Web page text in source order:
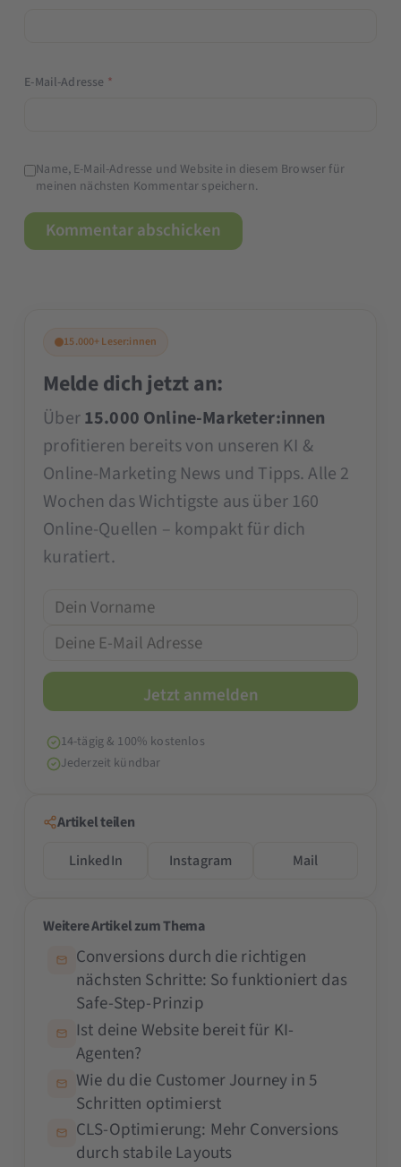
E-Mail-Adresse *
Name, E-Mail-Adresse und Website in diesem Browser für
meinen nächsten Kommentar speichern.
15.000+ Leser:innen
Melde dich jetzt an:
Über15.000 Online-Marketer:innen
profitieren bereits von unseren KI &
Online-Marketing News und Tipps. Alle 2
Wochen das Wichtigste aus über 160
Online-Quellen – kompakt für dich
kuratiert.
14-tägig & 100% kostenlos
Jederzeit kündbar
Artikel teilen
LinkedIn
Instagram Mail
Weitere Artikel zum Thema
Conversions durch die richtigen
nächsten Schritte: So funktioniert das
Safe-Step-Prinzip
Ist deine Website bereit für KI-
Agenten?
Wie du die Customer Journey in 5
Schritten optimierst
CLS-Optimierung: Mehr Conversions
durch stabile Layouts